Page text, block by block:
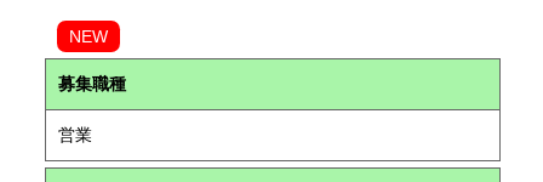
NEW
募集職種
営業